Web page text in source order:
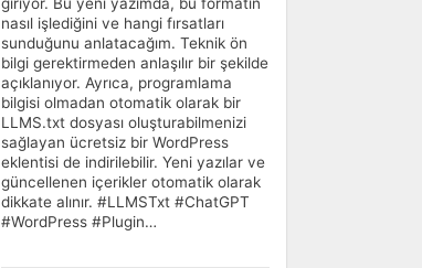
nasıl işlediğini ve hangi fırsatları
sunduğunu anlatacağım. Teknik ön
bilgi gerektirmeden anlaşılır bir şekilde
açıklanıyor. Ayrıca, programlama
bilgisi olmadan otomatik olarak bir
LLMS.txt dosyası oluşturabilmenizi
sağlayan ücretsiz bir WordPress
eklentisi de indirilebilir. Yeni yazılar ve
güncellenen içerikler otomatik olarak
dikkate alınır. #LLMSTxt #ChatGPT
#WordPress #Plugin…